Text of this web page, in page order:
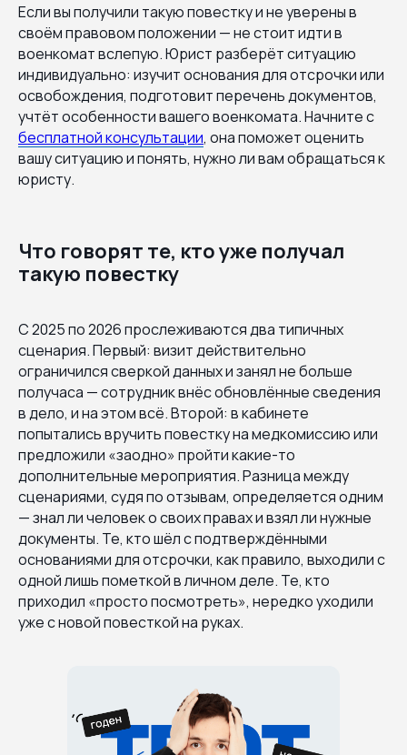
Если вы получили такую повестку и не уверены в
своём правовом положении — не стоит идти в
военкомат вслепую. Юрист разберёт ситуацию
индивидуально: изучит основания для отсрочки или
освобождения, подготовит перечень документов,
учтёт особенности вашего военкомата. Начните с
бесплатной консультации, она поможет оценить
вашу ситуацию и понять, нужно ли вам обращаться к
юристу.
Что говорят те, кто уже получал
такую повестку
C 2025 по 2026 прослеживаются два типичных
сценария. Первый: визит действительно
ограничился сверкой данных и занял не больше
получаса — сотрудник внёс обновлённые сведения
в дело, и на этом всё. Второй: в кабинете
попытались вручить повестку на медкомиссию или
предложили «заодно» пройти какие-то
дополнительные мероприятия. Разница между
сценариями, судя по отзывам, определяется одним
— знал ли человек о своих правах и взял ли нужные
документы. Те, кто шёл с подтверждёнными
основаниями для отсрочки, как правило, выходили с
одной лишь пометкой в личном деле. Те, кто
приходил «просто посмотреть», нередко уходили
уже с новой повесткой на руках.